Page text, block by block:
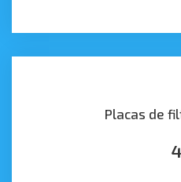
Placas de
4